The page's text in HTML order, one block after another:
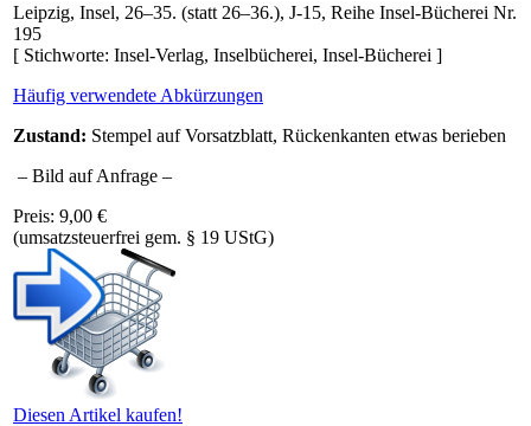
Leipzig, Insel, 26–35. (statt 26–36.), J-15, Reihe Insel-Bücherei Nr.
195
[ Stichworte: Insel-Verlag, Inselbücherei, Insel-Bücherei ]
Häufig verwendete Abkürzungen
Zustand: Stempel auf Vorsatzblatt, Rückenkanten etwas berieben
– Bild auf Anfrage –
Preis: 9,00 €
(umsatzsteuerfrei gem. § 19 UStG)
Diesen Artikel kaufen!